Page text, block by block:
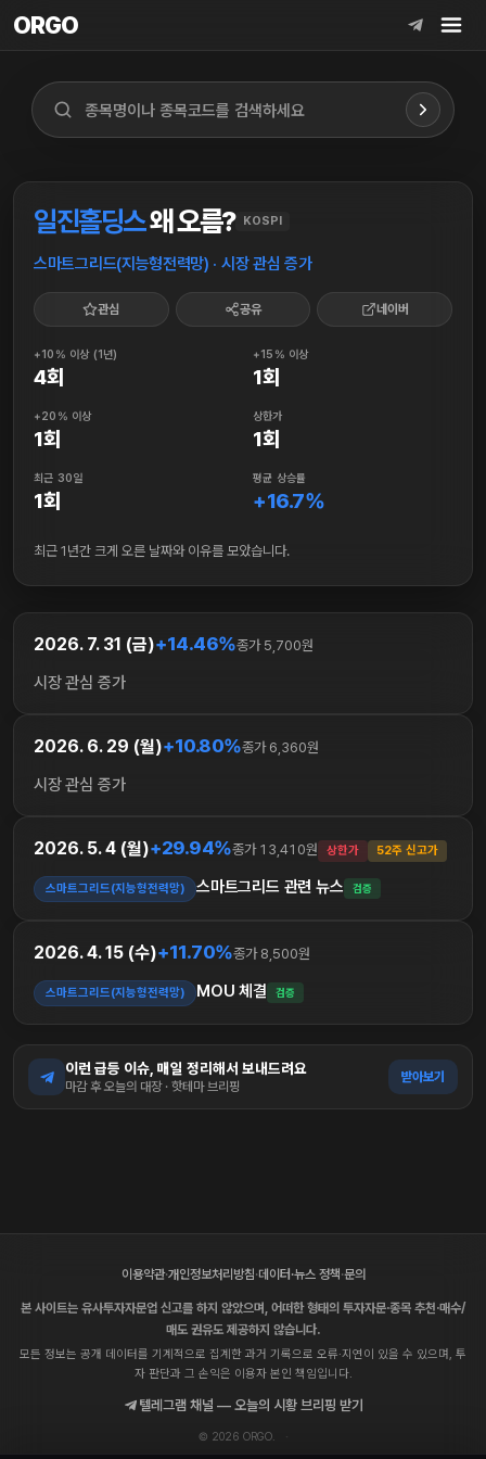
ORGO
ORGO
일진홀딩스왜 오름? KOSPI
스마트그리드(지능형전력망) · 시장 관심 증가
관심 공유 네이버
+10% 이상 (1년)
4회
+15% 이상
1회
+20% 이상
1회
상한가
1회
최근 30일
1회
평균 상승률
+16.7%
최근 1년간 크게 오른 날짜와 이유를 모았습니다.
2026. 7. 31 (금)+14.46%종가 5,700원
시장 관심 증가
2026. 6. 29 (월)+10.80%종가 6,360원
시장 관심 증가
2026. 5. 4 (월)+29.94%종가 13,410원 상한가 52주 신고가
스마트그리드(지능형전력망) 스마트그리드 관련 뉴스 검증
2026. 4. 15 (수)+11.70%종가 8,500원
스마트그리드(지능형전력망) MOU 체결 검증
이런 급등 이슈, 매일 정리해서 보내드려요
마감 후 오늘의 대장 · 핫테마 브리핑
받아보기
이용약관·개인정보처리방침·데이터·뉴스 정책·문의
본 사이트는 유사투자자문업 신고를 하지 않았으며, 어떠한 형태의 투자자문·종목 추천·매수/
매도 권유도 제공하지 않습니다.
모든 정보는 공개 데이터를 기계적으로 집계한 과거 기록으로 오류·지연이 있을 수 있으며, 투
자 판단과 그 손익은 이용자 본인 책임입니다.
텔레그램 채널 — 오늘의 시황 브리핑 받기
© 2026 ORGO. ·